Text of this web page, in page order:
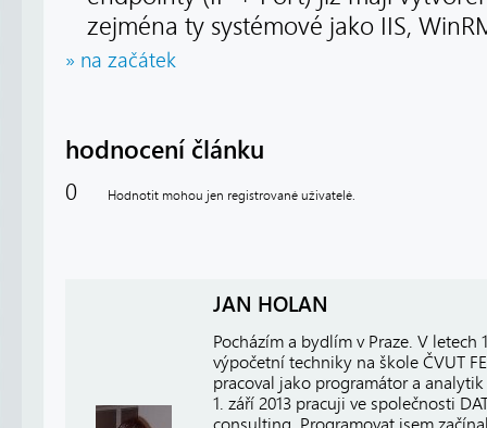
zejména ty systémové jako IIS,
» na začátek
hodnocení článku
0 Hodnotit mohou jen registrované uživatelé.
JAN HOLAN
Pocházím a bydlím v Praze. V letech
výpočetní techniky na škole ČVUT
pracoval jako programátor a
1. září 2013 pracuji ve společnosti